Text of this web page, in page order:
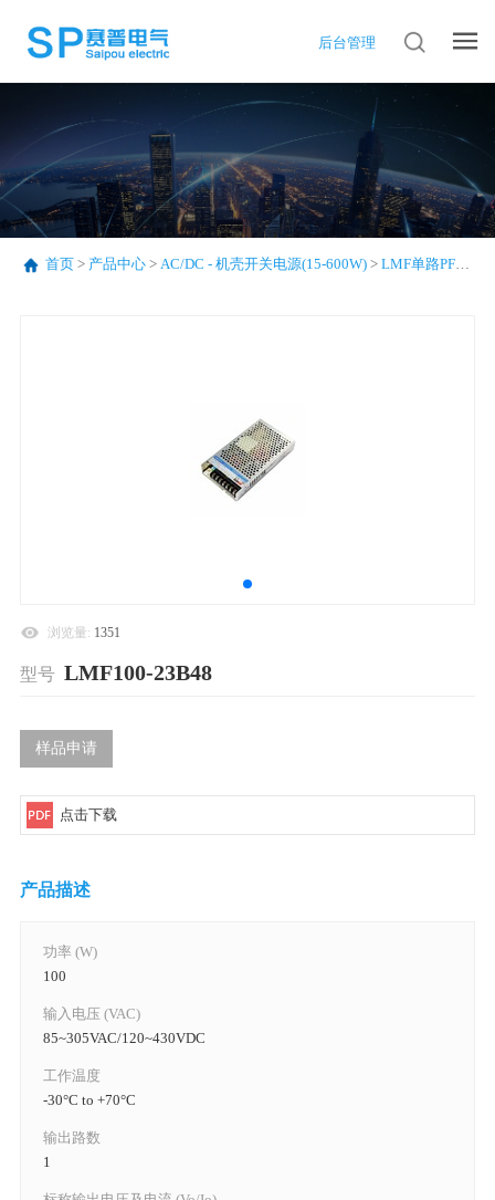
后台管理
首页> 产品中心> AC/DC - 机壳开关电源(15-600W)> LMF单路PFC系列(75-320W)
浏览量: 1351
型号 LMF100-23B48
样品申请
点击下载
产品描述
功率 (W)
100
输入电压 (VAC)
85~305VAC/120~430VDC
工作温度
-30°C to +70°C
输出路数
1